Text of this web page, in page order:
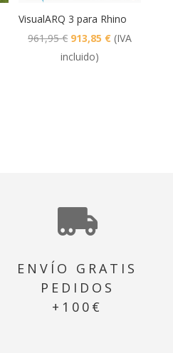
VisualARQ 3 para Rhino
961,95€ El
precio
913,85 €El(IVA
incluido)

ENVÍO GRATIS
PEDIDOS
+100€